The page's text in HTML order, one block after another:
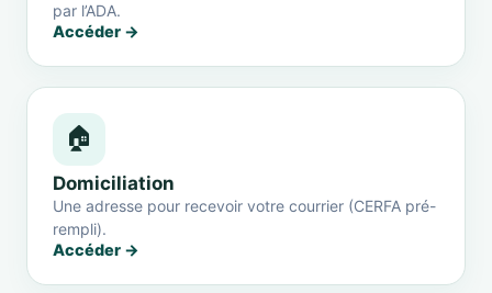
par l’ADA.
Accéder →
🏠
Domiciliation
Une adresse pour recevoir votre courrier (CERFA pré-
rempli).
Accéder →